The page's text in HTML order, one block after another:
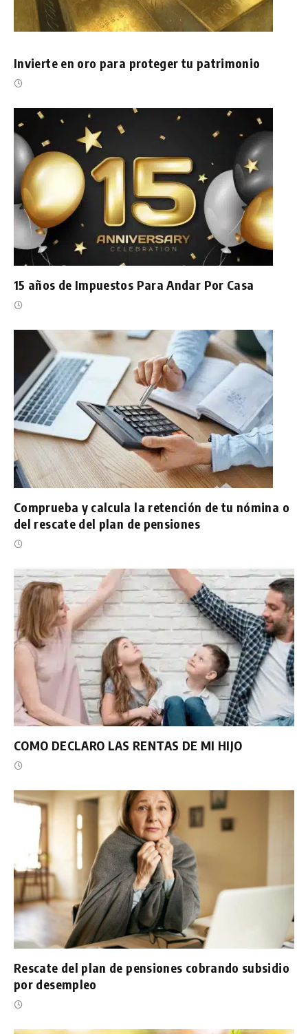
Invierte en oro para proteger tu patrimonio
15 años de Impuestos Para Andar Por Casa
Comprueba y calcula la retención de tu nómina o
del rescate del plan de pensiones
COMO DECLARO LAS RENTAS DE MI HIJO
Rescate del plan de pensiones cobrando subsidio
por desempleo